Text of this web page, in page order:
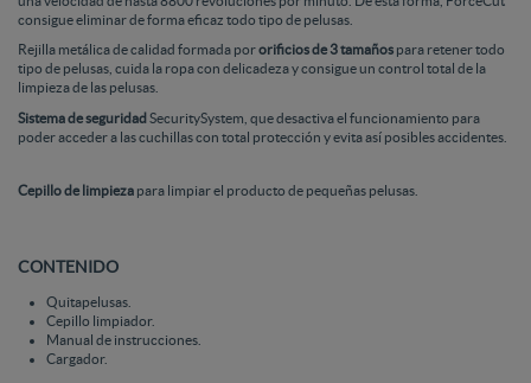
consigue eliminar de forma eficaz todo tipo de pelusas.
Rejilla metálica de calidad formada pororificios de 3 tamaños para retener todo
tipo de pelusas, cuida la ropa con delicadeza y consigue un control total de la
limpieza de las pelusas.
Sistema de seguridad SecuritySystem, que desactiva el funcionamiento para
poder acceder a las cuchillas con total protección y evita así posibles accidentes.
Cepillo de limpieza para limpiar el producto de pequeñas pelusas.
CONTENIDO
Quitapelusas.
Cepillo limpiador.
Manual de instrucciones.
Cargador.